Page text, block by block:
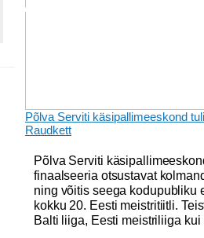
Põlva Serviti käsipallimeeskond
Raudkett
Põlva Serviti
finaalseeria otsustavat
ning võitis seega kodupubliku
kokku 20. Eesti meistritiitli.
Balti liiga, Eesti meistriliiga